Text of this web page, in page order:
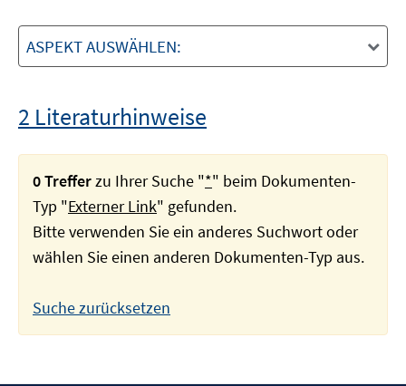
ASPEKT AUSWÄHLEN:
2 Literaturhinweise
0 Trefferzu Ihrer Suche "*" beim Dokumenten-
Typ "Externer Link" gefunden.
Bitte verwenden Sie ein anderes Suchwort oder
wählen Sie einen anderen Dokumenten-Typ aus.
Suche zurücksetzen